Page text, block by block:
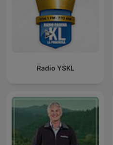
Radio YSKL